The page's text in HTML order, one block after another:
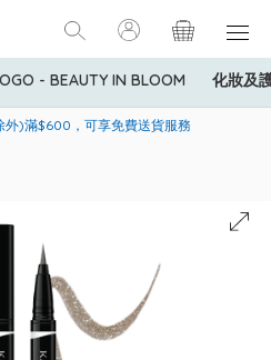
- BEAUTY IN BLOOM 化妝及
員購物禮遇：高達5%簽賬回贈！
外)滿$600，可享免費送貨服務
商品，若訂單金額少於HK$600(折